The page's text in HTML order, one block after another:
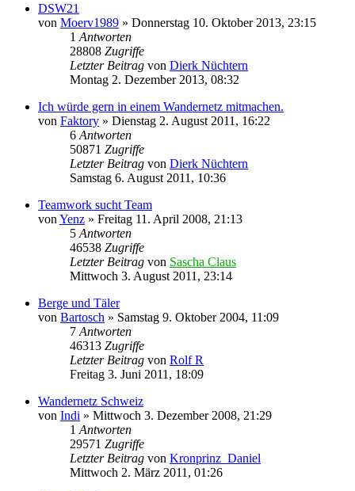
DSW21
von Moerv1989 » Donnerstag 10. Oktober 2013, 23:15
1 Antworten
28808 Zugriffe
Letzter Beitrag von Dierk Nüchtern
Montag 2. Dezember 2013, 08:32
Ich würde gern in einem Wandernetz mitmachen.
von Faktory » Dienstag 2. August 2011, 16:22
6 Antworten
50871 Zugriffe
Letzter Beitrag von Dierk Nüchtern
Samstag 6. August 2011, 10:36
Teamwork sucht Team
von Yenz » Freitag 11. April 2008, 21:13
5 Antworten
46538 Zugriffe
Letzter Beitrag von Sascha Claus
Mittwoch 3. August 2011, 23:14
Berge und Täler
von Bartosch » Samstag 9. Oktober 2004, 11:09
7 Antworten
46313 Zugriffe
Letzter Beitrag von Rolf R
Freitag 3. Juni 2011, 18:09
Wandernetz Schweiz
von Indi » Mittwoch 3. Dezember 2008, 21:29
1 Antworten
29571 Zugriffe
Letzter Beitrag von Kronprinz_Daniel
Mittwoch 2. März 2011, 01:26